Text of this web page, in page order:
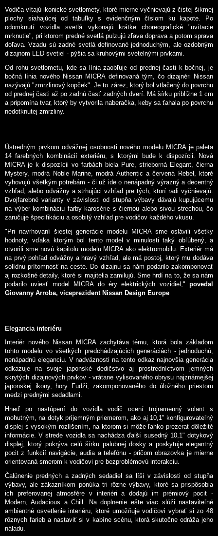
Vodiča vítajú ikonické svetlomety, ktoré mierne vyčnievajú z čistej šikmej
plochy siahajúcej od tabuľky s evidenčným číslom ku kapote. Po
odomknutí vozidla svetlá vykonajú krátke choreografické "uvítacie
mrknutie", pri ktorom predné svetlá pulzujú zľava doprava a potom sprava
doľava. Vzadu sú zadné svetlá definované jednoduchým, ale ozdobným
dizajnom LED svetiel - pýšia sa kruhovými svetelnými prvkami.
Od rohu svetlometu, kde sa línia zaobľuje od prednej časti k bočnej, je
bočná línia nového Nissan MICRA definovaná tým, čo dizajnéri Nissan
nazývajú "zmrzlinový kopček". Je to zárez, ktorý bol vtlačený do povrchu
od prednej časti až po zadnú časť zadných dverí. Má šírku približne 1 cm
a pripomína tvar, ktorý by vytvorila naberačka, keby sa ťahala po povrchu
nedotknutej zmrzliny.
Ústredným prvkom odvážnej osobnosti nového modelu MICRA je paleta
14 farebných kombinácií exteriéru, s ktorými bude k dispozícii. Nová
MICRA je k dispozícii vo farbách biela Pure, strieborná Elegant, čierna
Mystery, modrá Noble Marine, modrá Authentic a červená Rebel, ktoré
vyhovujú všetkým potrebám - či už ide o nenápadný výrazný a decentný
vzhľad, alebo odvážny a strhujúci vzhľad pre tých, ktorí radi vyčnievajú.
Dvojfarebné varianty v závislosti od stupňa výbavy dávajú kupujúcemu
na výber kombináciu farby karosérie s čiernou alebo sivou strechou, čo
zaručuje špecifikáciu a osobitý vzhľad pre vodičov každého vkusu.
"Pri navrhovaní šiestej generácie modelu MICRA sme oslávili všetky
hodnoty, vďaka ktorým bol tento model v minulosti taký obľúbený, a
otvorili sme novú kapitolu modelu MICRA ako elektromobilu. Exteriér má
na prvý pohľad odvážny a hravý vzhľad, ale má postoj, ktorý mu dodáva
solídnu prítomnosť na ceste. Do dizajnu sa nám podarilo zakomponovať
aj rozkošné detaily, ktoré si majitelia zamilujú. Sme hrdí na to, že sa nám
podarilo uviesť model MICRA do éry elektrických vozidiel," povedal
Giovanny Arroba, viceprezident Nissan Design Europe
Elegancia interiéru
Interiér nového Nissan MICRA zachytáva tému, ktorá bola základom
tohto modelu vo všetkých predchádzajúcich generáciách - jednoduchú,
nenápadnú eleganciu. V nadväznosti na tento odkaz najnovšia generácia
odkazuje na svoje japonské dedičstvo aj prostredníctvom jemných
skrytých dizajnových prvkov - vrátane vylisovaného obrysu najznámejšej
japonskej ikony, hory Fudži, zakomponovaného do úložného priestoru
medzi prednými sedadlami.
Hneď po nastúpení do vozidla vodič ocení trojramenný volant s
mohutným, na dotyk príjemným priemerom, ako aj 10,1" konfigurovateľný
displej s vysokým rozlíšením, na ktorom si môže ľahko prezerať dôležité
informácie. V strede vozidla sa nachádza ďalší susedný 10,1" dotykový
displej, ktorý pokrýva celú šírku palubnej dosky a poskytuje elegantný
pocit z funkcií navigácie, audia a telefónu - pričom obrazovka je mierne
orientovaná smerom k vodičovi pre bezproblémovú interakciu.
Čalúnenie predných a zadných sedadiel sa líši v závislosti od stupňa
výbavy, ale zákazníkom ponúka tri rôzne výbavy, ktoré sa prispôsobia
ich preferovanej atmosfére v interiéri a dodajú im prémiový pocit -
Modern, Audacious a Chill. Na doplnenie ešte viac slúži nastaviteľné
ambientné osvetlenie interiéru, ktoré umožňuje vodičovi vybrať si zo 48
rôznych farieb a nastaviť si v kabíne scénu, ktorá skutočne odráža jeho
náladu.